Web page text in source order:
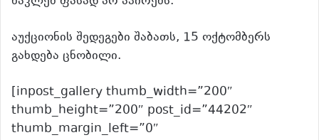
აუქციონის შედეგები შაბათს, 15 ოქტომბერს
გახდება ცნობილი.
[inpost_gallery thumb_width=”200″
thumb_height=”200″ post_id=”44202″
thumb_margin_left=”0″